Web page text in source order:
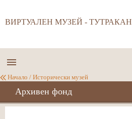
ВИРТУАЛЕН МУЗЕЙ - ТУТРАКАН
Начало / Исторически музей
Архивен фонд